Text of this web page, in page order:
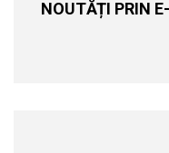
NOUTĂȚI PRIN